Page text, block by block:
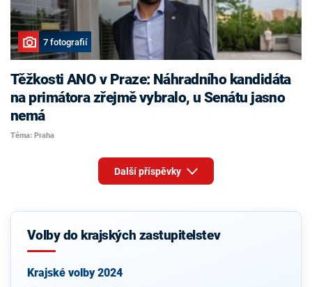
7 fotografií
Těžkosti ANO v Praze: Náhradního kandidáta
na primátora zřejmě vybralo, u Senátu jasno
nemá
Téma: Praha
Další příspěvky
Volby do krajských zastupitelstev
Krajské volby 2024